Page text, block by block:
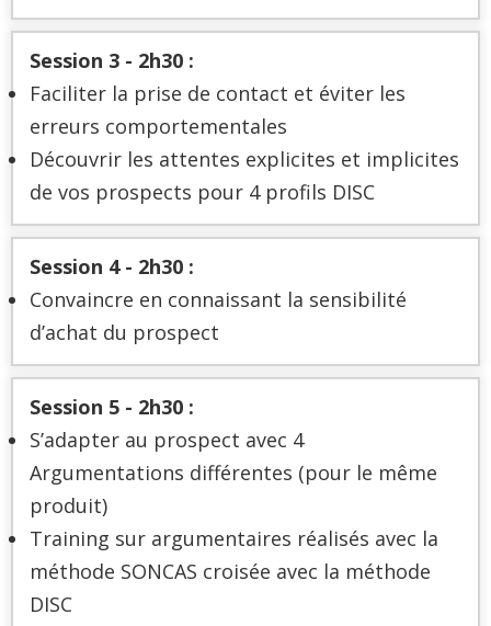
Session 3 - 2h30 :
Faciliter la prise de contact et éviter les
erreurs comportementales
Découvrir les attentes explicites et implicites
de vos prospects pour 4 profils DISC
Session 4 - 2h30 :
Convaincre en connaissant la sensibilité
d’achat du prospect
Session 5 - 2h30 :
S’adapter au prospect avec 4
Argumentations différentes (pour le même
produit)
Training sur argumentaires réalisés avec la
méthode SONCAS croisée avec la méthode
DISC